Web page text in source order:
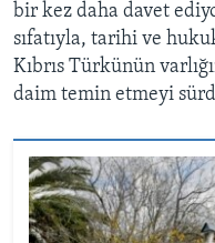
bir kez daha davet
sıfatıyla, tarihi ve
Kıbrıs Türkünün
daim temin etmeyi